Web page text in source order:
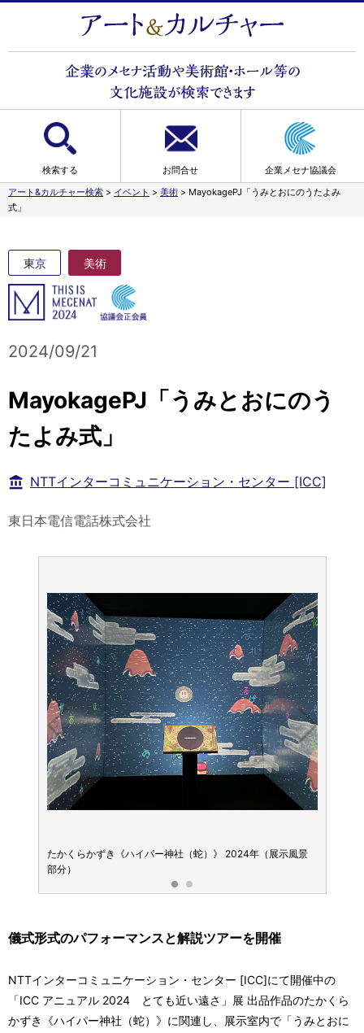
検索する お問合せ
企業メセナ協議会
アート&カルチャー検索 > イベント > 美術 > MayokagePJ「うみとおにのうたよみ
式」
たかくらかずき《ハイパー神社（蛇）》 2024年（展示風景
部分）
東京 美術
2024/09/21
MayokagePJ「うみとおにのう
たよみ式」
NTTインターコミュニケーション・センター [ICC]
東日本電信電話株式会社
儀式形式のパフォーマンスと解説ツアーを開催
NTTインターコミュニケーション・センター [ICC]にて開催中の
「ICC アニュアル 2024 とても近い遠さ」展 出品作品のたかくら
かずき《ハイパー神社（蛇）》に関連し、展示室内で「うみとおに